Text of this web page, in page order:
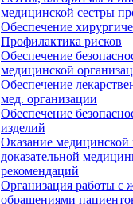
медицинской сестры
Обеспечение
Профилактика рисков
Обеспечение
медицинской
Обеспечение
мед. организации
Обеспечение
изделий
Оказание
доказательной
рекомендаций
Организация работы с
обращениями